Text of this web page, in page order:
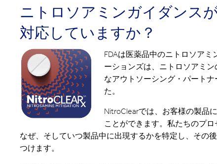
ニトロソアミンガイダンス
対応していますか？
FDAは医薬品中のニトロソア
ーションズは、ニトロソアミ
なアウトソーシング・パート
た。
NitroClearでは、お客様の製品
ことができます。私たちのプ
なぜ、そしていつ製品中に出現するかを特定し、その
つけます。